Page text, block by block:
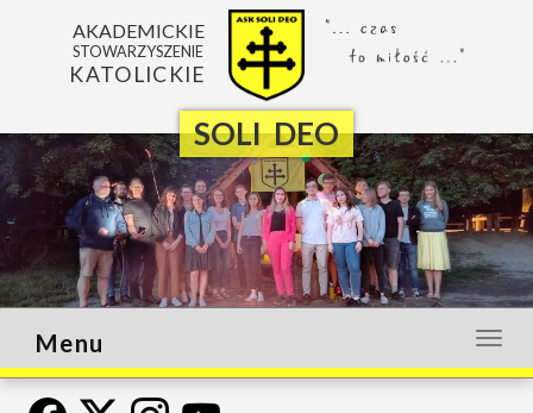
SOLI DEO
AKADEMICKIE
STOWARZYSZENIE
KATOLICKIE
lub
Menu